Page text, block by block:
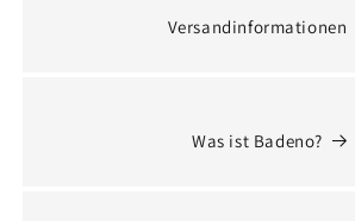
Versandinformationen
Was ist Badeno?